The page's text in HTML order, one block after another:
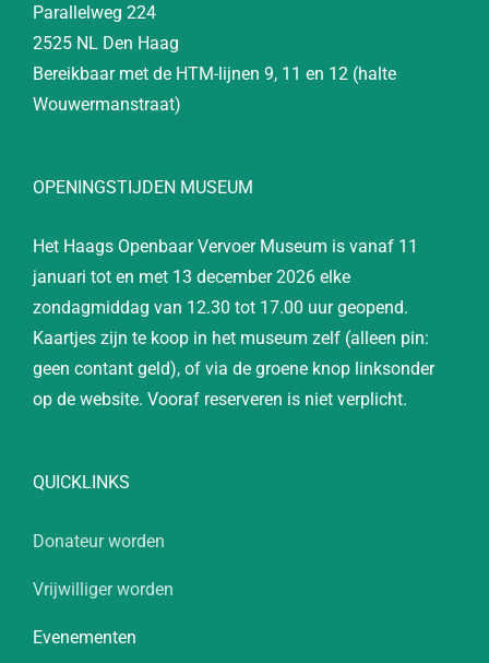
Parallelweg 224
2525 NL Den Haag
Bereikbaar met de HTM-lijnen 9, 11 en 12 (halte
Wouwermanstraat)
OPENINGSTIJDEN MUSEUM
Het Haags Openbaar Vervoer Museum is vanaf 11
januari tot en met 13 december 2026 elke
zondagmiddag van 12.30 tot 17.00 uur geopend.
Kaartjes zijn te koop in het museum zelf (alleen pin:
geen contant geld), of via de groene knop linksonder
op de website. Vooraf reserveren is niet verplicht.
QUICKLINKS
Donateur worden
Vrijwilliger worden
Evenementen